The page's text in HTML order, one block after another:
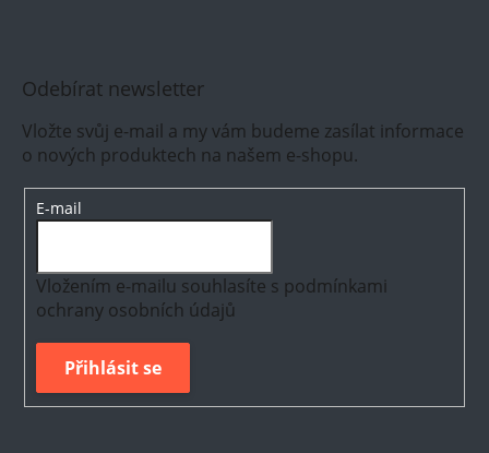
Odebírat newsletter
Vložte svůj e-mail a my vám budeme zasílat informace
o nových produktech na našem e-shopu.
E-mail
Vložením e-mailu souhlasíte s podmínkami
ochrany osobních údajů
Přihlásit se